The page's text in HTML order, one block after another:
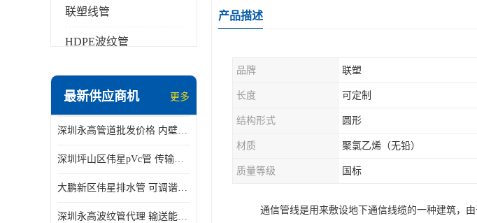
联塑线管
HDPE波纹管
最新供应商机 更多
深圳永高管道批发价格 内壁光滑 抗震性能好
深圳坪山区伟星pVc管 传输损耗小 频率稳定性好
大鹏新区伟星排水管 可调谐性好 大功率 效率高
深圳永高波纹管代理 输送能力强 可以承受高温
产品描述
品牌 联塑
长度 可定制
结构形式 圆形
材质 聚氯乙烯（无铅）
质量等级 国标
通信管线是用来敷设地下通信线缆的一种建筑，